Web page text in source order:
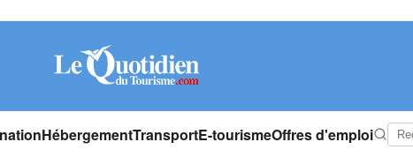
HébergementTransportE-tourismeOffres d'emploi